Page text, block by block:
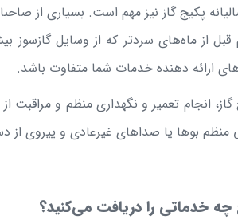
پکیج گاز نیز مهم است. بسیاری از
قبل از ماه‌های سردتر که از وسایل
ارائه دهنده خدمات شما متفاوت باشد.
گاز، انجام تعمیر و نگهداری منظم و
منظم بوها یا صداهای غیرعادی و پیروی از
خدماتی را دریافت می‌کنید؟